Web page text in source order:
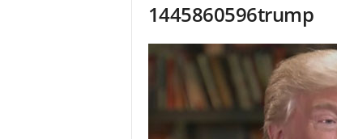
1445860596trump